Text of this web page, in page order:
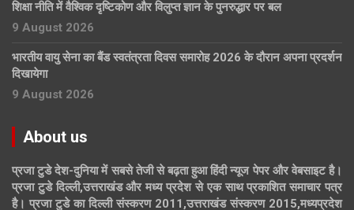
शिक्षा नीति में वैश्विक दृष्टिकोण और विलुप्त ज्ञान के पुनरुद्धार पर बल
9 August 2026
भारतीय वायु सेना का बैंड स्वतंत्रता दिवस समारोह 2026 के दौरान अपना प्रदर्शन
दिखायेगा
9 August 2026
About us
प्रजा टुडे देश-दुनिया में सबसे तेजी से बढ़ता हुआ हिंदी न्यूज पेपर और वेबसाइट है।
प्रजा टुडे दिल्ली,उत्तराखंड और मध्य प्रदेश से एक साथ प्रकाशित समाचार पत्र
है। प्रजा टुडे का दिल्ली संस्करण 2011,उत्तराखंड संस्करण 2015,मध्यप्रदेश